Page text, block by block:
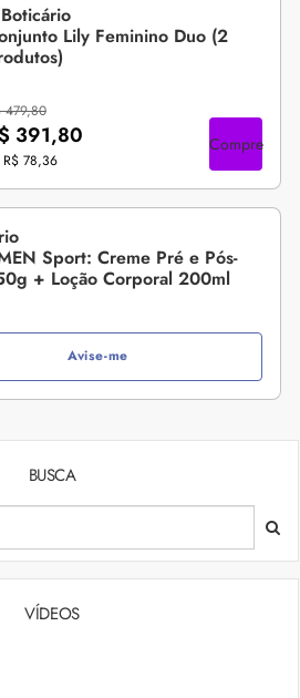
Lily Feminino Duo (2
479,80
391,80
R$ 78,36
Compre
Sport: Creme Pré e Pós-
+ Loção Corporal 200ml
Avise-me
BUSCA
VÍDEOS